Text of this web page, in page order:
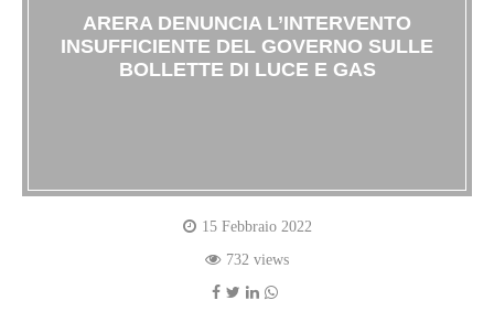
ARERA DENUNCIA L’INTERVENTO
INSUFFICIENTE DEL GOVERNO SULLE
BOLLETTE DI LUCE E GAS
15 Febbraio 2022
732 views